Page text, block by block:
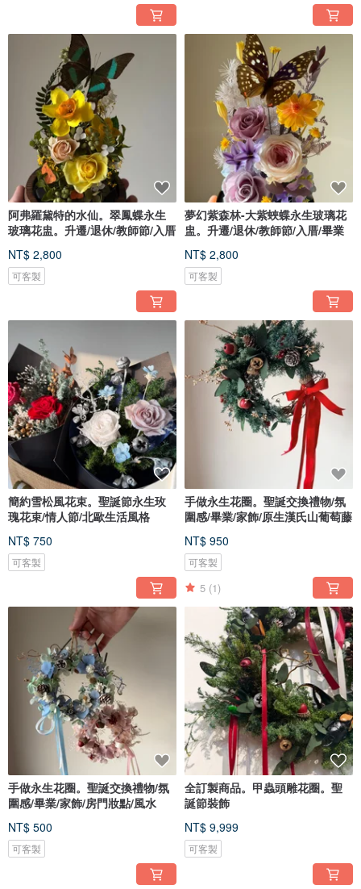
阿弗羅黛特的水仙。翠鳳蝶永生
玻璃花盅。升遷/退休/教師節/入厝
NT$ 2,800
可客製
夢幻紫森林-大紫蛺蝶永生玻璃花
盅。升遷/退休/教師節/入厝/畢業
NT$ 2,800
可客製
簡約雪松風花束。聖誕節永生玫
瑰花束/情人節/北歐生活風格
NT$ 750
可客製
手做永生花圈。聖誕交換禮物/氛
圍感/畢業/家飾/原生漢氏山葡萄藤
NT$ 950
可客製
5 (1)
手做永生花圈。聖誕交換禮物/氛
圍感/畢業/家飾/房門妝點/風水
NT$ 500
可客製
全訂製商品。甲蟲頭雕花圈。聖
誕節裝飾
NT$ 9,999
可客製